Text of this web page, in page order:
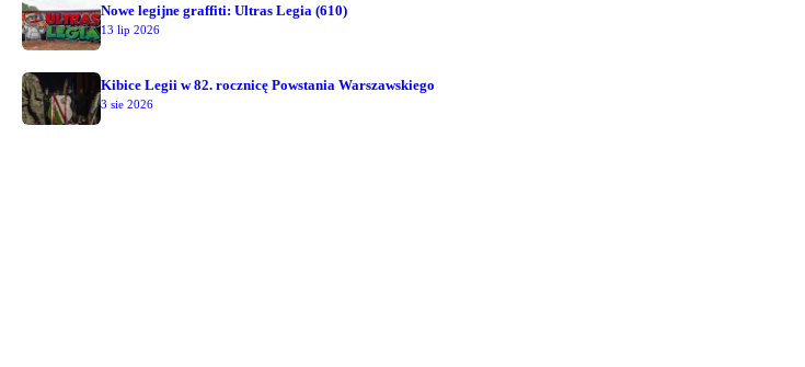
Nowe legijne graffiti: Ultras Legia (610)
13 lip 2026
Kibice Legii w 82. rocznicę Powstania Warszawskiego
3 sie 2026